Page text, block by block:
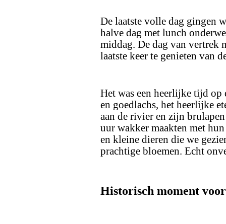
De laatste volle dag gingen
halve dag met lunch
middag. De dag van vertrek
laatste keer te genieten van
Het was een heerlijke tijd op
en goedlachs, het heerlijke
aan de rivier en zijn
uur wakker maakten met
en kleine dieren die we
prachtige bloemen. Echt
Historisch moment